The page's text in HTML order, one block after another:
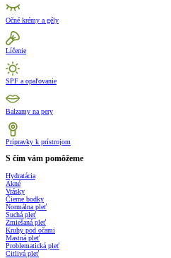
Očné krémy a gély
Líčenie
SPF a opaľovanie
Balzamy na pery
Prípravky k prístrojom
S čím vám pomôžeme
Hydratácia
Akné
Vrásky
Čierne bodky
Normálna pleť
Suchá pleť
Zmiešaná pleť
Kruhy pod očami
Mastná pleť
Problematická pleť
Citlivá pleť